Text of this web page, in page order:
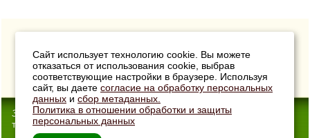
33Сотки- Интернет-магазин
товаров для дачи
Сайт использует технологию cookie. Вы можете
отказаться от использования cookie, выбрав
соответствующие настройки в браузере. Используя
сайт, вы даетесогласие на обработку персональных
данных исбор метаданных.
Политика в отношении обработки и защиты
персональных данных